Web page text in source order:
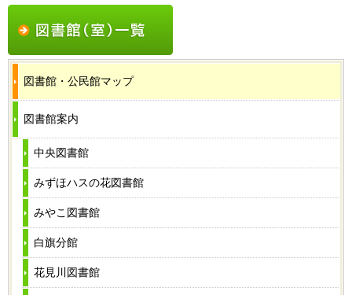
図書館・公民館マップ
図書館案内
中央図書館
みずほハスの花図書館
みやこ図書館
白旗分館
花見川図書館